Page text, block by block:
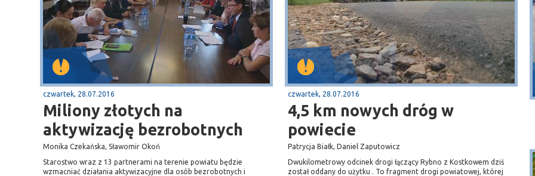
czwartek, 28.07.2016
Miliony złotych na
aktywizację bezrobotnych
Monika Czekańska, Sławomir Okoń
Starostwo wraz z 13 partnerami na terenie powiatu będzie
wzmacniać działania aktywizacyjne dla osób bezrobotnych i
czwartek, 28.07.2016
4,5 km nowych dróg w
powiecie
Patrycja Białk, Daniel Zaputowicz
Dwukilometrowy odcinek drogi łączący Rybno z Kostkowem dziś
został oddany do użytku . To fragment drogi powiatowej, której
krajową nr 6
Sopot
plaża
Puck
Przystań, molo